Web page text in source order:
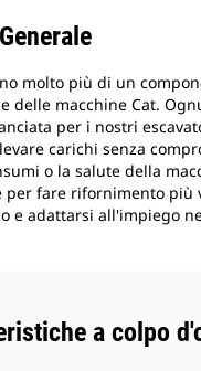
molto più di un
delle macchine Cat.
per i nostri
carichi senza
o la salute della
per fare rifornimento più
e adattarsi all'impiego
a colpo